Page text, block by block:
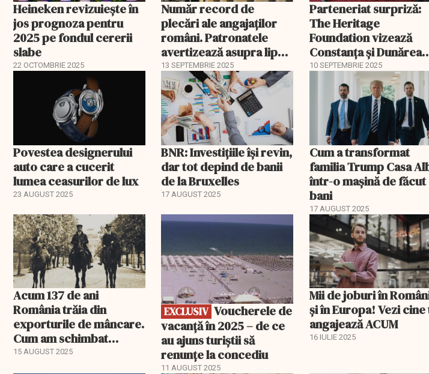
Heineken revizuiește în
jos prognoza pentru
2025 pe fondul cererii
slabe
22 OCTOMBRIE 2025
Număr record de
plecări ale angajaților
români. Patronatele
avertizează asupra lipsei
de personal
13 SEPTEMBRIE 2025
Parteneriat surpriză:
The Heritage
Foundation vizează
Constanța și Dunărea
navigabilă
10 SEPTEMBRIE 2025
Povestea designerului
auto care a cucerit
lumea ceasurilor de lux
23 AUGUST 2025
BNR: Investițiile își revin,
dar tot depind de banii
de la Bruxelles
17 AUGUST 2025
Cum a transformat
familia Trump Casa
într-o mașină de făcut
bani
17 AUGUST 2025
Acum 137 de ani
România trăia din
exporturile de mâncare.
Cum am schimbat
rolurile cu Viena
15 AUGUST 2025
EXCLUSIV
EXCLUSIV Voucherele de
vacanță în 2025 – de ce
au ajuns turiștii să
renunțe la concediu
11 AUGUST 2025
Mii de joburi în
și în Europa! Vezi cine
angajează ACUM
16 IULIE 2025